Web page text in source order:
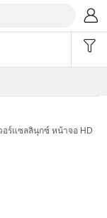
อร์แซลลินุกซ์ หน้าจอ HD